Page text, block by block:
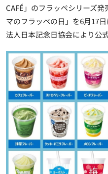
CAFÉ」のフラッペシリーズ
マのフラッペの日」を6月17
法人日本記念日協会により公